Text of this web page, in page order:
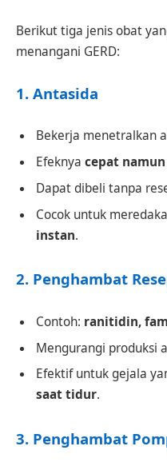
Berikut tiga jenis obat
menangani GERD:
1. Antasida
Bekerja menetralkan
Efeknya cepat
Dapat dibeli tanpa
Cocok untuk
instan.
2. Penghambat
Contoh: ranitidin,
Mengurangi produksi
Efektif untuk gejala
saat tidur.
3. Penghambat